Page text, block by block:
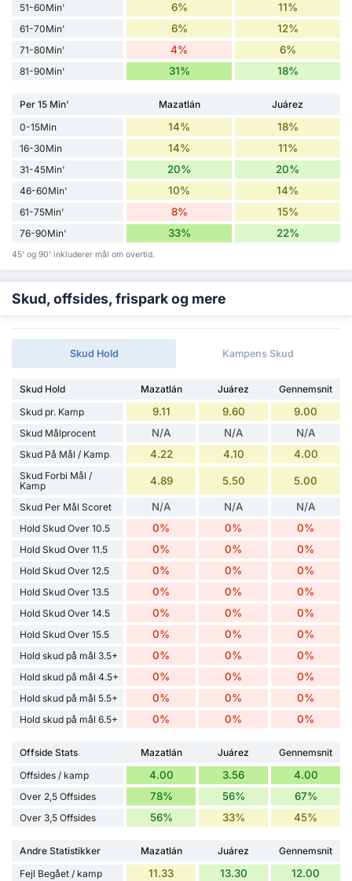
51-60Min' 6% 11%
61-70Min' 6% 12%
71-80Min' 4% 6%
81-90Min' 31% 18%
Per 15 Min' Mazatlán
Juárez
0-15Min
14% 18%
16-30Min 14% 11%
31-45Min' 20% 20%
46-60Min' 10% 14%
61-75Min' 8% 15%
76-90Min' 33% 22%
45' og 90' inkluderer mål om overtid.
Skud, offsides, frispark og mere
Skud Hold Kampens Skud
Skud Hold Mazatlán Juárez
Gennemsnit
Skud pr. Kamp
9.11 9.60 9.00
Skud Målprocent N/A N/A N/A
Skud På Mål / Kamp 4.22 4.10 4.00
Skud Forbi Mål /
Kamp
4.89 5.50 5.00
Skud Per Mål Scoret N/A N/A N/A
Hold Skud Over 10.5 0% 0% 0%
Hold Skud Over 11.5 0% 0% 0%
Hold Skud Over 12.5 0% 0% 0%
Hold Skud Over 13.5 0% 0% 0%
Hold Skud Over 14.5 0% 0% 0%
Hold Skud Over 15.5 0% 0% 0%
Hold skud på mål 3.5+ 0% 0% 0%
Hold skud på mål 4.5+ 0% 0% 0%
Hold skud på mål 5.5+ 0% 0% 0%
Hold skud på mål 6.5+ 0% 0% 0%
Offside Stats Mazatlán Juárez
Gennemsnit
Offsides / kamp
4.00 3.56 4.00
Over 2,5 Offsides 78% 56% 67%
Over 3,5 Offsides 56% 33% 45%
Andre Statistikker Mazatlán Juárez
Gennemsnit
Fejl Begået / kamp
11.33 13.30 12.00